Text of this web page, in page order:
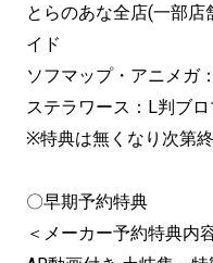
とらのあな全店(一部
イド
ソフマップ・アニメ
ステラワース：L判ブロ
※特典は無くなり次第
〇早期予約特典
＜メーカー予約特典内